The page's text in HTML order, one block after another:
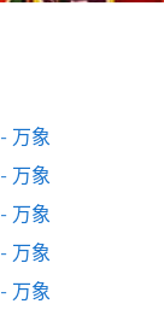
万象
万象
万象
万象
万象